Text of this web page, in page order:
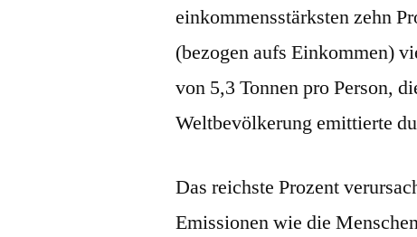
einkommensstärksten zehn
(bezogen aufs Einkommen)
von 5,3 Tonnen pro Person,
Weltbevölkerung emittierte
Das reichste Prozent
Emissionen wie die